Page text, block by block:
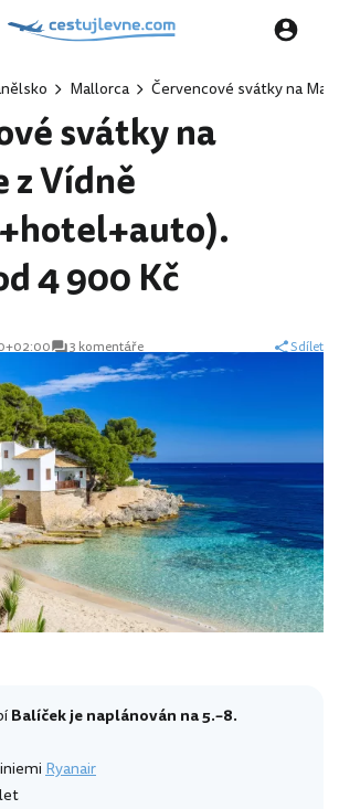
Mallorca Červencové svátky na
svátky na
z Vídně
4 900 Kč
3 komentáře Sdílet
Balíček je naplánován na 5.–8.
Ryanair